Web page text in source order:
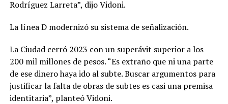
Rodríguez Larreta”, dijo Vidoni.
La línea D modernizó su sistema de señalización.
La Ciudad cerró 2023 con un superávit superior a los
200 mil millones de pesos. “Es extraño que ni una parte
de ese dinero haya ido al subte. Buscar argumentos para
justificar la falta de obras de subtes es casi una premisa
identitaria”, planteó Vidoni.